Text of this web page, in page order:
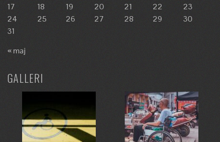
17
18 19 20 21 22
23
24
25 26 27 28 29
30
31
« maj
GALLERI